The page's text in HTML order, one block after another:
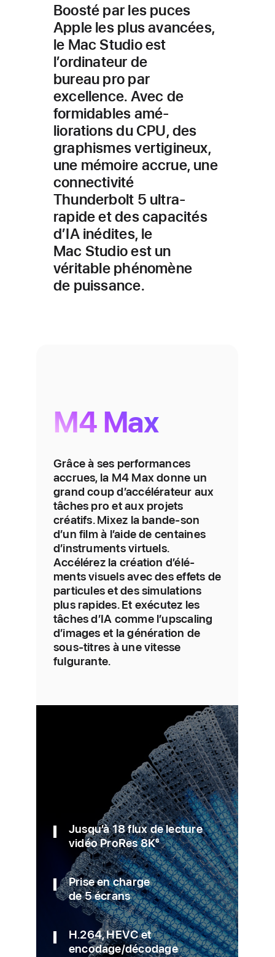
Boosté par les puces
Apple les plus avan­cées,
le Mac Studio est
l’ordina­teur de
bureau pro par
excellence. Avec de
formidables amé­
liorations du CPU, des
graphismes vertigineux,
une mémoire accrue, une
connectivité
Thunderbolt 5 ultra-
rapide et des capacités
d’IA inédites, le
Mac Studio est un
véritable phénomène
de puissance.
M4 Max
Grâce à ses perfor­mances
accrues, la M4 Max donne un
grand coup d’accélérateur aux
tâches pro et aux projets
créatifs. Mixez la bande-son
d’un film à l’aide de centaines
d’instru­ments virtuels.
Accélérez la création d’élé­
ments visuels avec des effets de
particules et des simulations
plus rapides. Et exécutez les
tâches d’IA comme l’upscaling
d’images et la géné­ration de
sous-titres à une vitesse
fulgurante.
Jusqu’à 18 flux de lecture
vidéo ProRes 8K6
Prise en charge
de 5 écrans
H.264, HEVC et
encodage/décodage